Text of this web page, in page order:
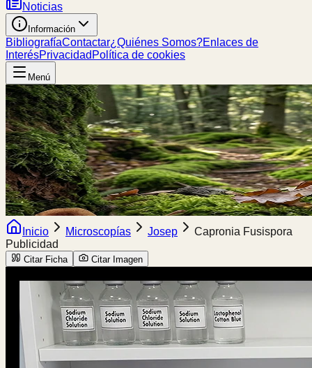
Noticias
Información
BibliografíaContactar¿Quiénes Somos?Enlaces de
InterésPrivacidad Política de cookies
Menú
Inicio Microscopías Josep
Capronia Fusispora
Publicidad
Citar Ficha Citar Imagen